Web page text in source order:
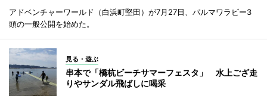
アドベンチャーワールド（白浜町堅田）が7月27日、パルマワラビー3
頭の一般公開を始めた。
見る・遊ぶ
串本で「橋杭ビーチサマーフェスタ」 水上ござ走
りやサンダル飛ばしに喝采